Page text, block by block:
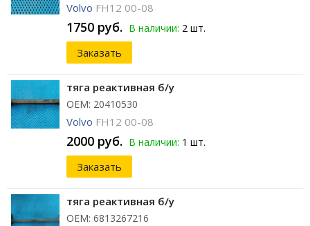
Volvo FH12 00-08
1750 руб. В наличии: 2 шт.
Заказать
тяга реактивная б/у
ОЕМ: 20410530
Volvo FH12 00-08
2000 руб. В наличии: 1 шт.
Заказать
тяга реактивная б/у
ОЕМ: 6813267216